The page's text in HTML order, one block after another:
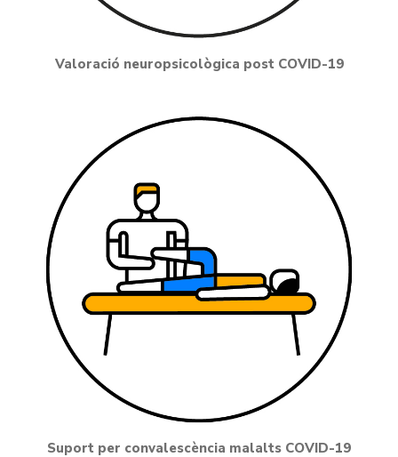
Valoració neuropsicològica post COVID-19
Suport per convalescència malalts COVID-19